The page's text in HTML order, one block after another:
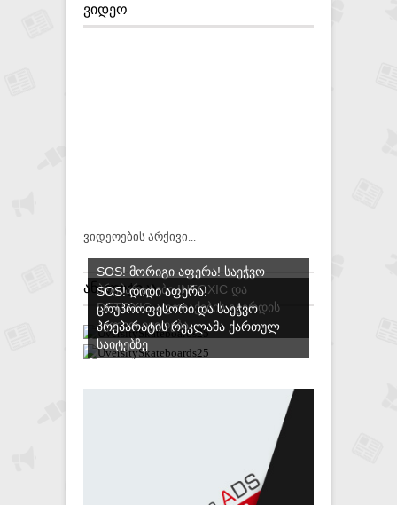
ᲕᲘᲓᲔᲝ
ვიდეოების არქივი...
ᲐᲜᲐᲚᲘᲢᲘᲙᲐ
SOS! ᲛᲝᲠᲘᲒᲘ ᲐᲤᲔᲠᲐ! ᲡᲐᲔᲭᲕᲝ
ᲞᲠᲔᲞᲐᲠᲐᲢᲔᲑᲘ INTOXIC ᲓᲐ
DETOXIC ᲐᲤᲗᲘᲐᲥᲔᲑᲘᲡ ᲒᲕᲔᲠᲓᲘᲡ
ᲐᲕᲚᲘᲗ ᲘᲧᲘᲓᲔᲑᲐ
SOS! ᲓᲘᲓᲘ ᲐᲤᲔᲠᲐ!
ᲪᲠᲣᲞᲠᲝᲤᲔᲡᲝᲠᲘ ᲓᲐ ᲡᲐᲔᲭᲕᲝ
ᲞᲠᲔᲞᲐᲠᲐᲢᲘᲡ ᲠᲔᲙᲚᲐᲛᲐ ᲥᲐᲠᲗᲣᲚ
ᲡᲐᲘᲢᲔᲑᲖᲔ